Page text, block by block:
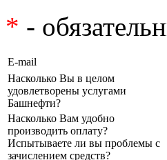
* -
E-mail
Насколько Вы в целом
удовлетворены услугами
Башнефти?
Насколько Вам удобно
производить оплату?
Испытываете ли вы проблемы с
зачислением средств?